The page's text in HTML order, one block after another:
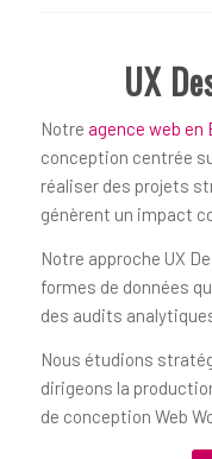
UX
Notre agence web en
conception centrée
réaliser des projets
génèrent un impact
Notre approche UX
formes de données
des audits
Nous étudions
dirigeons la
de conception Web